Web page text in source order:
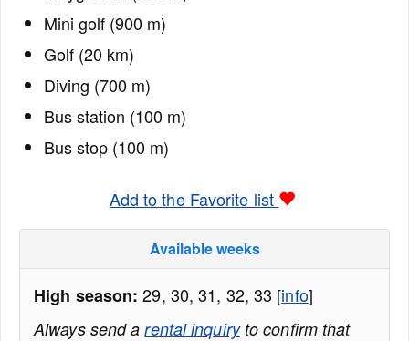
Mini golf (900 m)
Golf (20 km)
Diving (700 m)
Bus station (100 m)
Bus stop (100 m)
Add to the Favorite list
Available weeks
High season: 29, 30, 31, 32, 33 [info]
Always send arental inquiryto confirm that